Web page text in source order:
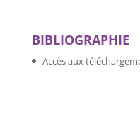
BIBLIOGRAPHIE
Accès aux